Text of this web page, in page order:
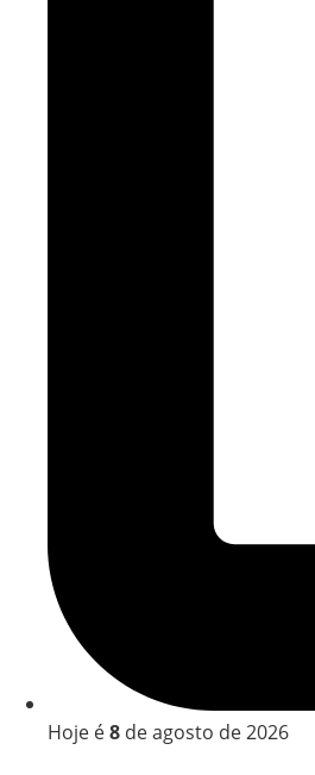
Hoje é8 de agosto de 2026